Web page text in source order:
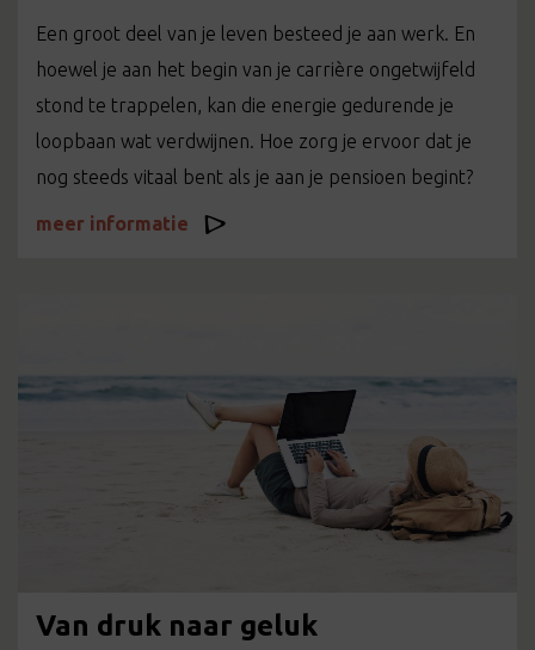
Een groot deel van je leven besteed je aan werk. En
hoewel je aan het begin van je carrière ongetwijfeld
stond te trappelen, kan die energie gedurende je
loopbaan wat verdwijnen. Hoe zorg je ervoor dat je
nog steeds vitaal bent als je aan je pensioen begint?
meer informatie
Van druk naar geluk